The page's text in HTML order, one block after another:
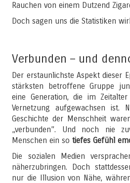
Rauchen von einem Dutzend
Doch sagen uns die Statistiken
Verbunden – und
Der erstaunlichste Aspekt dieser
stärksten betroffene Gruppe
eine Generation, die im
Vernetzung aufgewachsen ist.
Geschichte der Menschheit
„verbunden”. Und noch nie
Menschen ein sotiefes Gefühl
Die sozialen Medien
näherzubringen. Doch
nur die Illusion von Nähe,